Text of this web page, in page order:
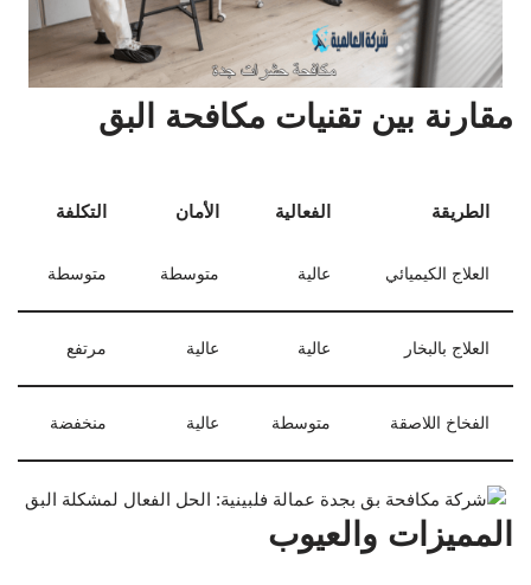
مقارنة بين تقنيات مكافحة البق
الطريقة الفعالية الأمان التكلفة
العلاج الكيميائي عالية متوسطة متوسطة
العلاج بالبخار عالية عالية مرتفع
الفخاخ اللاصقة متوسطة عالية منخفضة
المميزات والعيوب